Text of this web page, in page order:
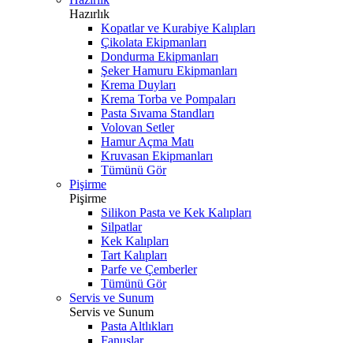
Hazırlık
Kopatlar ve Kurabiye Kalıpları
Çikolata Ekipmanları
Dondurma Ekipmanları
Şeker Hamuru Ekipmanları
Krema Duyları
Krema Torba ve Pompaları
Pasta Sıvama Standları
Volovan Setler
Hamur Açma Matı
Kruvasan Ekipmanları
Tümünü Gör
Pişirme
Pişirme
Silikon Pasta ve Kek Kalıpları
Silpatlar
Kek Kalıpları
Tart Kalıpları
Parfe ve Çemberler
Tümünü Gör
Servis ve Sunum
Servis ve Sunum
Pasta Altlıkları
Fanuslar